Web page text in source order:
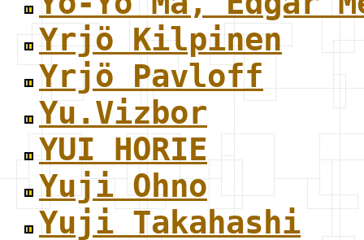
Yrjö Kilpinen
Yrjö Pavloff
Yu.Vizbor
YUI HORIE
Yuji Ohno
Yuji Takahashi